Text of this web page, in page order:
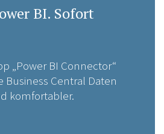
BI. Sofort
„Power BI Connector“
Business Central Daten
komfortabler.